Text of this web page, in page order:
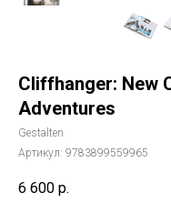
Cliffhanger: New
Adventures
Gestalten
Артикул: 9783899559965
6 600 р.